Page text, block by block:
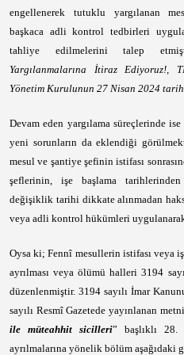
engellenerek tutuklu yargılanan
başkaca adli kontrol tedbirleri
tahliye edilmelerini talep
Yargılanmalarına İtiraz Ediyoruz!,
Yönetim Kurulunun 27 Nisan 2024
Devam eden yargılama süreçlerinde
yeni sorunların da eklendiği
mesul ve şantiye şefinin istifası
şeflerinin, işe başlama
değişiklik tarihi dikkate alınmadan
veya adli kontrol hükümleri uygulanarak
Oysa ki; Fennî mesullerin istifası veya
ayrılması veya ölümü halleri 3194
düzenlenmiştir. 3194 sayılı İmar
sayılı Resmî Gazetede yayınlanan
ile müteahhit sicilleri” başlıklı 28.
ayrılmalarına yönelik bölüm aşağıdaki